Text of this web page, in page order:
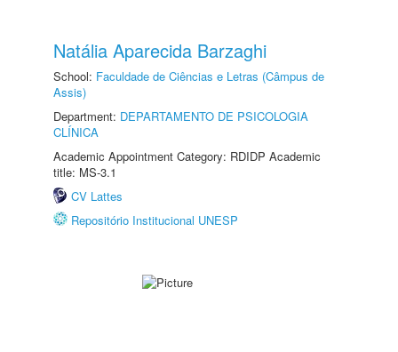
Natália Aparecida Barzaghi
School: Faculdade de Ciências e Letras (Câmpus de
Assis)
Department: DEPARTAMENTO DE PSICOLOGIA
CLÍNICA
Academic Appointment Category: RDIDP Academic
title: MS-3.1
CV Lattes
Repositório Institucional UNESP